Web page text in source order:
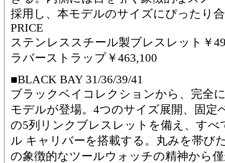
採用し、本モデルのサイズにぴったり
PRICE
ステンレススチール製ブレスレット￥
ラバーストラップ￥463,100
■BLACK BAY 31/36/39/41
ブラックベイコレクションから、完全
モデルが登場。4つのサイズ展開、固定
の5列リンクブレスレットを備え、す
ル キャリバーを搭載する。丸みを帯び
の象徴的なツールウォッチの精神から